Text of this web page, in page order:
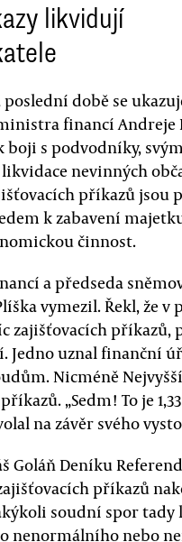
likvidují
poslední době se
financí Andreje
boji s podvodníky,
nevinných
příkazů
k zabavení
činnost.
a předseda
vymezil. Řekl, že
zajišťovacích příkazů,
Jedno uznal finanční
Nicméně
„Sedm! To je
na závěr svého
Goláň Deníku
příkazů
soudní spor
nenormálního nebo